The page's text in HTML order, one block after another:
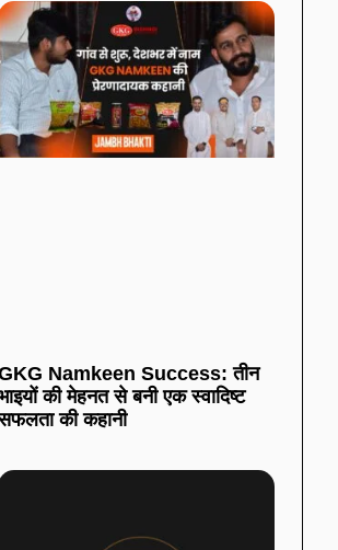
Namkeen Success: तीन
की मेहनत से बनी एक स्वादिष्ट
की कहानी